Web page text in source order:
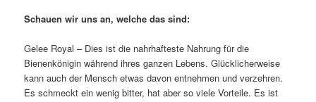
Schauen wir uns an, welche das sind:
Gelee Royal – Dies ist die nahrhafteste Nahrung für die
Bienenkönigin während ihres ganzen Lebens. Glücklicherweise
kann auch der Mensch etwas davon entnehmen und verzehren.
Es schmeckt ein wenig bitter, hat aber so viele Vorteile. Es ist